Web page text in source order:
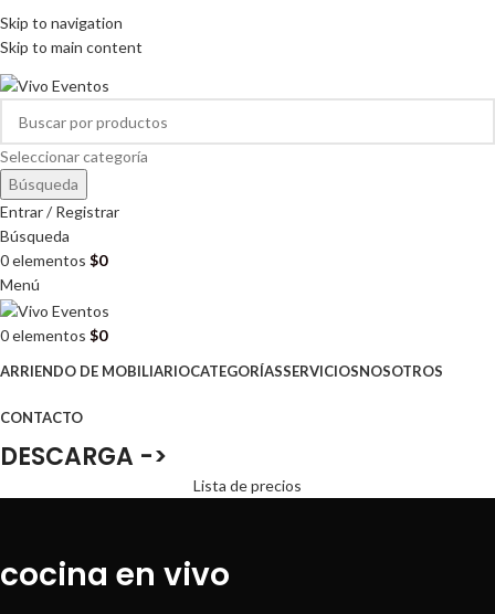
Skip to navigation
Skip to main content
HORARIOS DE ATENCIÓN: 8:00 - 17:00 HORAS
ARRIENDO DE MOBILIARIO PARA EVENTOS
Seleccionar categoría
Búsqueda
Entrar / Registrar
Búsqueda
0elementos $0
Menú
0elementos $0
ARRIENDO DE MOBILIARIOCATEGORÍASSERVICIOSNOSOTROS
CONTACTO
DESCARGA ->
Lista de precios
cocina en vivo